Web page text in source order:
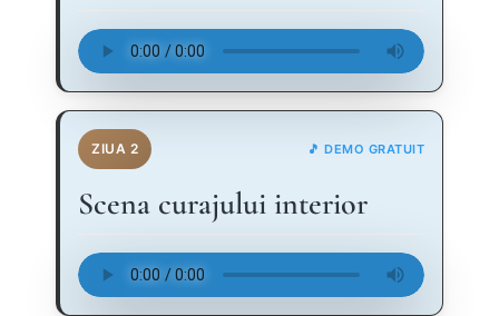
ZIUA 2 🎵 DEMO GRATUIT
Scena curajului interior